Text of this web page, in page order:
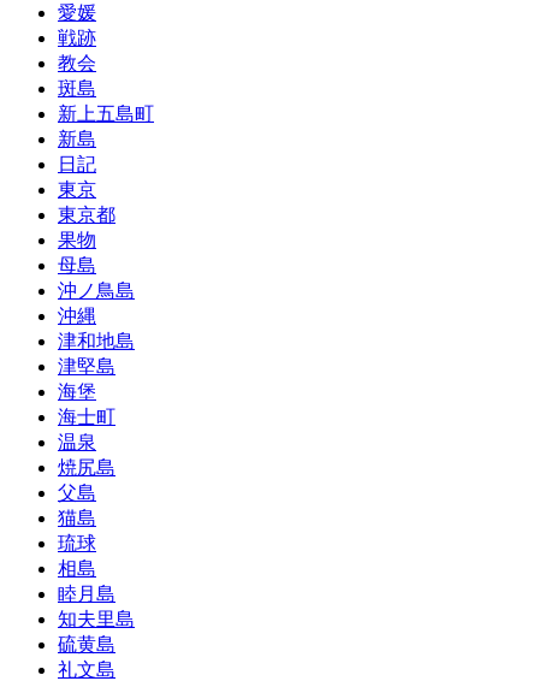
愛媛
戦跡
教会
斑島
新上五島町
新島
日記
東京
東京都
果物
母島
沖ノ鳥島
沖縄
津和地島
津堅島
海堡
海士町
温泉
焼尻島
父島
猫島
琉球
相島
睦月島
知夫里島
硫黄島
礼文島